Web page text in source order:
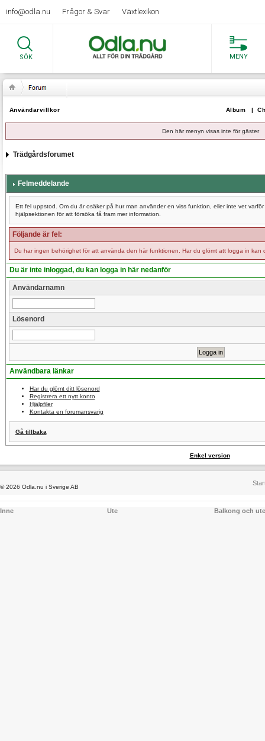
info@odla.nu Frågor & Svar Växtlexikon
SÖK MENY
Användarvillkor Album |
Den här menyn visas inte för gäster
Trädgårdsforumet
Felmeddelande
Ett fel uppstod. Om du är osäker på hur man använder en viss funktion, eller inte vet
hjälpsektionen för att försöka få fram mer information.
Följande är fel:
Du har ingen behörighet för att använda den här funktionen. Har du glömt att logga in kan
Du är inte inloggad, du kan logga in här nedanför
Användarnamn
Lösenord
Användbara länkar
Har du glömt ditt lösenord
Registrera ett nytt konto
Hjälpfiler
Kontakta en forumansvarig
Gå tillbaka
Enkel version
© 2026 Odla.nu i Sverige AB
Inne Ute Balkong och